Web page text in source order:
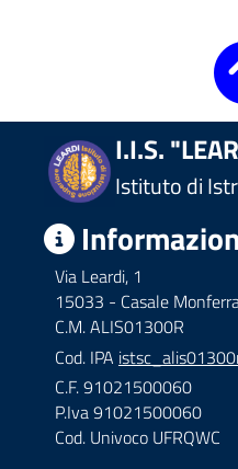
I.I.S.
Istituto di
Via Leardi, 1
15033 - Casale
C.M. ALIS01300R
Cod. IPA
C.F. 91021500060
P.Iva 91021500060
Cod. Univoco UFRQWC